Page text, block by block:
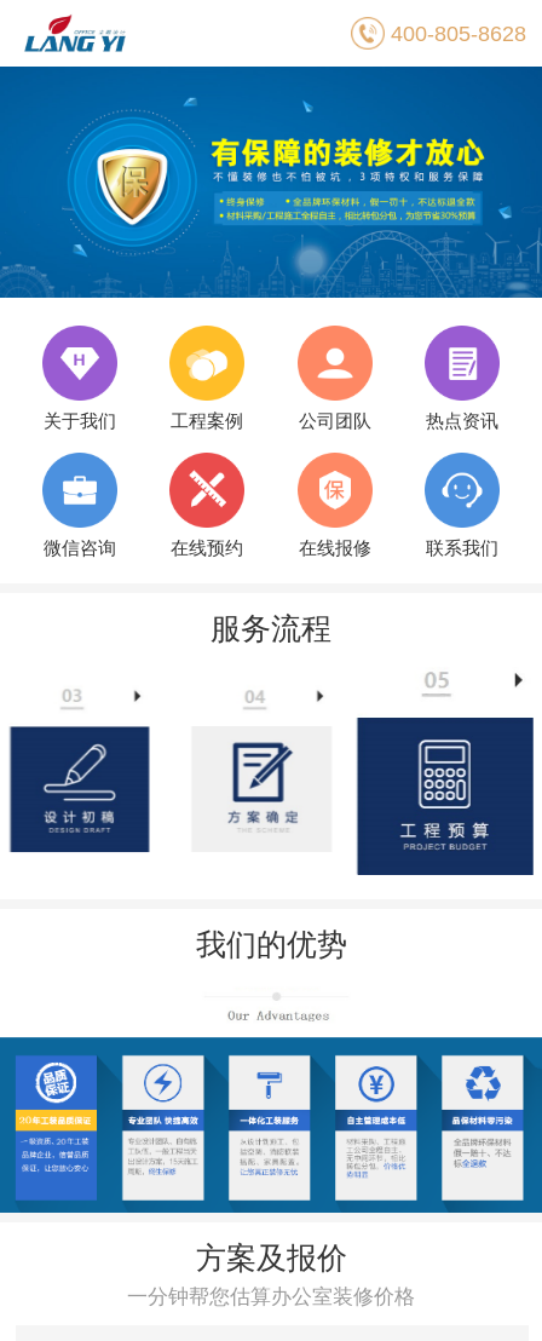
400-805-8628
关于我们 工程案例 公司团队 热点资讯
微信咨询 在线预约 在线报修 联系我们
服务流程
我们的优势
方案及报价
一分钟帮您估算办公室装修价格